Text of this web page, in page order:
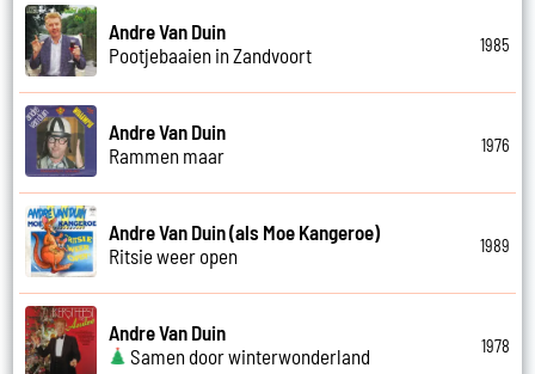
Andre Van Duin
Pootjebaaien in Zandvoort
1985
Andre Van Duin
Rammen maar
1976
Andre Van Duin (als Moe Kangeroe)
Ritsie weer open
1989
Andre Van Duin
Samen door winterwonderland
1978